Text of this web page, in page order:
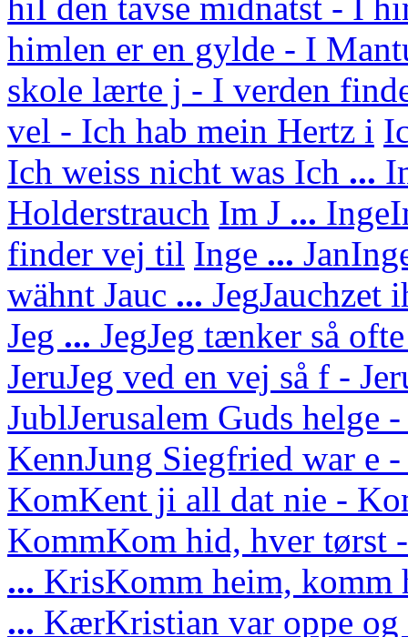
himlen er en gylde - I
skole lærte j - I verden
vel - Ich hab mein Hertz i
Ich weiss nicht was Ich ...
Holderstrauch Im J ... Inge
finder vej til Inge ... Jan
wähnt Jauc ... JegJauchzet
Jeg ... JegJeg tænker så
JeruJeg ved en vej så f -
JublJerusalem Guds helge
KennJung Siegfried war e
KomKent ji all dat nie -
KommKom hid, hver tørst
... KrisKomm heim, komm
... KærKristian var oppe